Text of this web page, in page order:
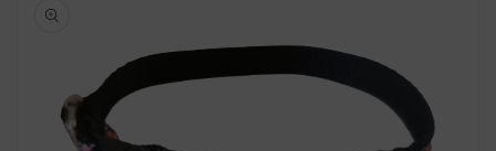
informação